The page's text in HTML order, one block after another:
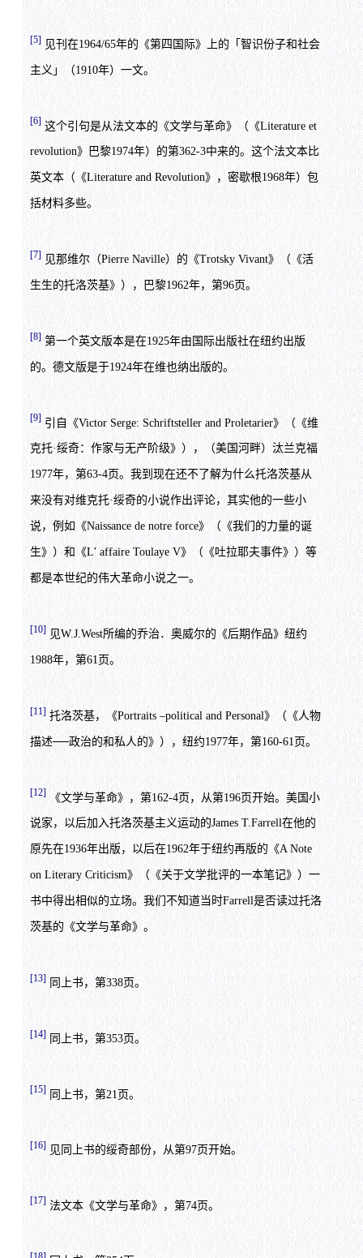
[5]见刊在1964/65年的《第四国际》上的「智识份子和社会
主义」（1910年）一文。
[6] 这个引句是从法文本的《文学与革命》（《Literature et
revolution》巴黎1974年）的第362-3中来的。这个法文本比
英文本（《Literature and Revolution》，密歇根1968年）包
括材料多些。
[7] 见那维尔（Pierre Naville）的《Trotsky Vivant》（《活
生生的托洛茨基》），巴黎1962年，第96页。
[8]第一个英文版本是在1925年由国际出版社在纽约出版
的。德文版是于1924年在维也纳出版的。
[9] 引自《Victor Serge: Schriftsteller and Proletarier》（《维
克托·绥奇：作家与无产阶级》），（美国河畔）汰兰克福
1977年，第63-4页。我到现在还不了解为什么托洛茨基从
来没有对维克托·绥奇的小说作出评论，其实他的一些小
说，例如《Naissance de notre force》（《我们的力量的诞
生》）和《L’ affaire Toulaye V》（《吐拉耶夫事件》）等
都是本世纪的伟大革命小说之一。
[10] 见W.J.West所编的乔治．奥威尔的《后期作品》纽约
1988年，第61页。
[11]托洛茨基，《Portraits –political and Personal》（《人物
描述──政治的和私人的》），纽约1977年，第160-61页。
[12] 《文学与革命》，第162-4页，从第196页开始。美国小
说家，以后加入托洛茨基主义运动的James T.Farrell在他的
原先在1936年出版，以后在1962年于纽约再版的《A Note
on Literary Criticism》（《关于文学批评的一本笔记》）一
书中得出相似的立场。我们不知道当时Farrell是否读过托洛
茨基的《文学与革命》。
[13] 同上书，第338页。
[14]同上书，第353页。
[15] 同上书，第21页。
[16] 见同上书的绥奇部份，从第97页开始。
[17] 法文本《文学与革命》，第74页。